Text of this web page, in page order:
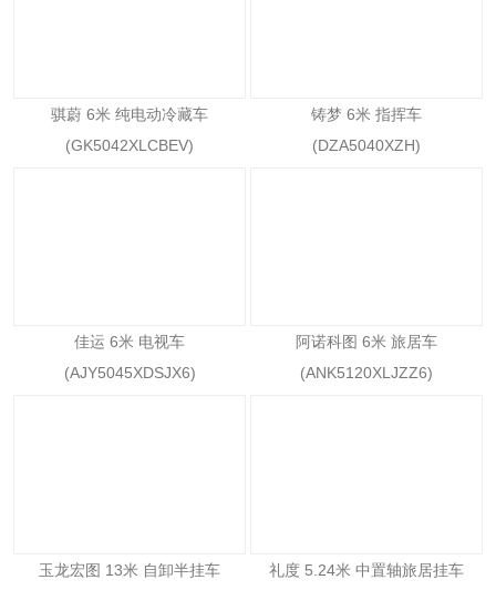
骐蔚 6米 纯电动冷藏车
(GK5042XLCBEV)
铸梦 6米 指挥车
(DZA5040XZH)
佳运 6米 电视车
(AJY5045XDSJX6)
阿诺科图 6米 旅居车
(ANK5120XLJZZ6)
玉龙宏图 13米 自卸半挂车
礼度 5.24米 中置轴旅居挂车